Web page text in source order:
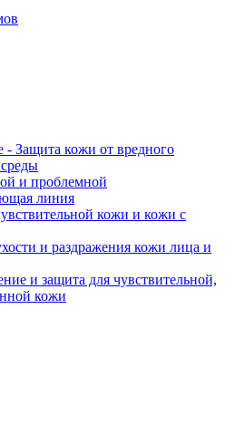
- Защита кожи от вредного
и проблемной
линия
кожи и кожи с
и раздражения кожи лица и
и защита для чувствительной,
кожи